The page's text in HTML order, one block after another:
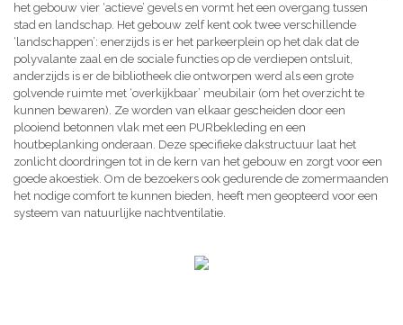
het gebouw vier ‘actieve’ gevels en vormt het een overgang tussen
stad en landschap. Het gebouw zelf kent ook twee verschillende
‘landschappen’: enerzijds is er het parkeerplein op het dak dat de
polyvalante zaal en de sociale functies op de verdiepen ontsluit,
anderzijds is er de bibliotheek die ontworpen werd als een grote
golvende ruimte met ‘overkijkbaar’ meubilair (om het overzicht te
kunnen bewaren). Ze worden van elkaar gescheiden door een
plooiend betonnen vlak met een PURbekleding en een
houtbeplanking onderaan. Deze specifieke dakstructuur laat het
zonlicht doordringen tot in de kern van het gebouw en zorgt voor een
goede akoestiek. Om de bezoekers ook gedurende de zomermaanden
het nodige comfort te kunnen bieden, heeft men geopteerd voor een
systeem van natuurlijke nachtventilatie.